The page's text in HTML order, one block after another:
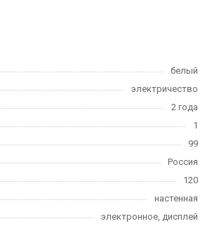
белый
электричество
2 года
1
99
Россия
120
настенная
электронное, дисплей